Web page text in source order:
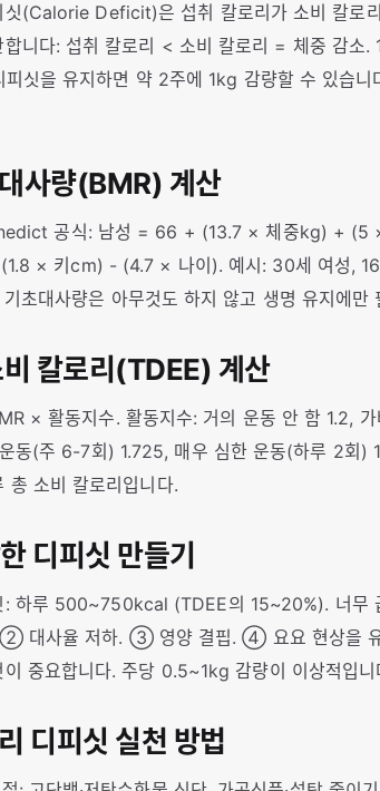
싯(Calorie Deficit)은 섭취 칼로리가 소비 칼로
합니다: 섭취 칼로리 < 소비 칼로리 = 체중 감소
싯을 유지하면 약 2주에 1kg 감량할 수 있습
사량(BMR) 계산
공식: 남성 = 66 + (13.7 × 체중kg) +
× 키cm) - (4.7 × 나이). 예시: 30세 여성,
초대사량은 아무것도 하지 않고 생명 유지에만
칼로리(TDEE) 계산
× 활동지수. 활동지수: 거의 운동 안 함 1.2,
동(주 6-7회) 1.725, 매우 심한 운동(하루 2
총 소비 칼로리입니다.
디피싯 만들기
: 하루 500~750kcal (TDEE의 15~20%). 너
대사율 저하. ③ 영양 결핍. ④ 요요 현상을 유
이 중요합니다. 주당 0.5~1kg 감량이 이상적입니
디피싯 실천 방법